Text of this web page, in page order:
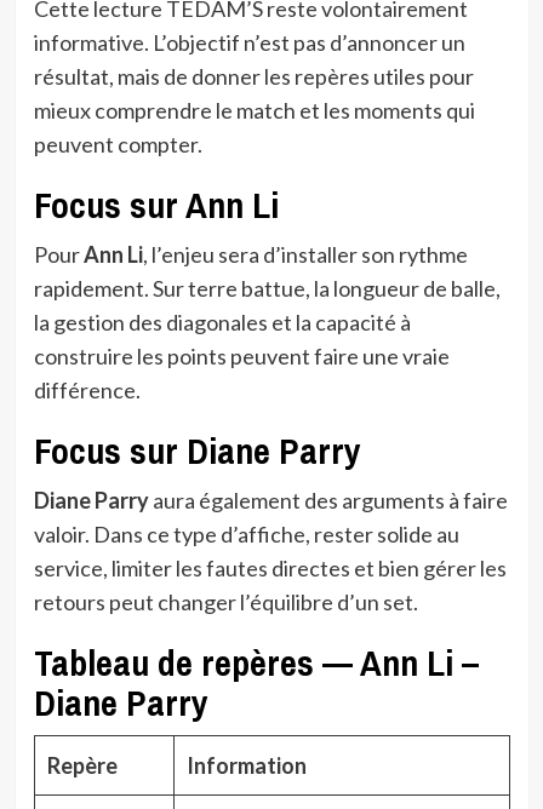
Cette lecture TEDAM’S reste volontairement
informative. L’objectif n’est pas d’annoncer un
résultat, mais de donner les repères utiles pour
mieux comprendre le match et les moments qui
peuvent compter.
Focus sur Ann Li
PourAnn Li, l’enjeu sera d’installer son rythme
rapidement. Sur terre battue, la longueur de balle,
la gestion des diagonales et la capacité à
construire les points peuvent faire une vraie
différence.
Focus sur Diane Parry
Diane Parryaura également des arguments à faire
valoir. Dans ce type d’affiche, rester solide au
service, limiter les fautes directes et bien gérer les
retours peut changer l’équilibre d’un set.
Tableau de repères — Ann Li –
Diane Parry
Repère Information